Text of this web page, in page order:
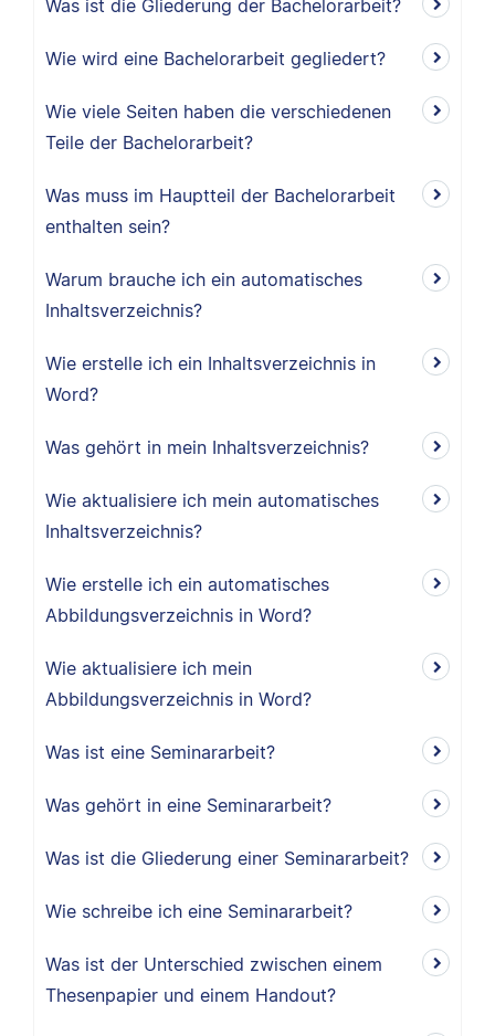
Was ist die Gliederung der Bachelorarbeit?
Wie wird eine Bachelorarbeit gegliedert?
Wie viele Seiten haben die verschiedenen
Teile der Bachelorarbeit?
Was muss im Hauptteil der Bachelorarbeit
enthalten sein?
Warum brauche ich ein automatisches
Inhaltsverzeichnis?
Wie erstelle ich ein Inhaltsverzeichnis in
Word?
Was gehört in mein Inhaltsverzeichnis?
Wie aktualisiere ich mein automatisches
Inhaltsverzeichnis?
Wie erstelle ich ein automatisches
Abbildungsverzeichnis in Word?
Wie aktualisiere ich mein
Abbildungsverzeichnis in Word?
Was ist eine Seminararbeit?
Was gehört in eine Seminararbeit?
Was ist die Gliederung einer Seminararbeit?
Wie schreibe ich eine Seminararbeit?
Was ist der Unterschied zwischen einem
Thesenpapier und einem Handout?